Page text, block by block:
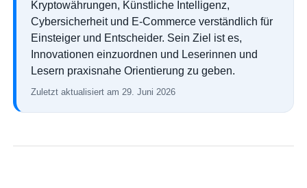
Kryptowährungen, Künstliche Intelligenz,
Cybersicherheit und E-Commerce verständlich für
Einsteiger und Entscheider. Sein Ziel ist es,
Innovationen einzuordnen und Leserinnen und
Lesern praxisnahe Orientierung zu geben.
Zuletzt aktualisiert am 29. Juni 2026